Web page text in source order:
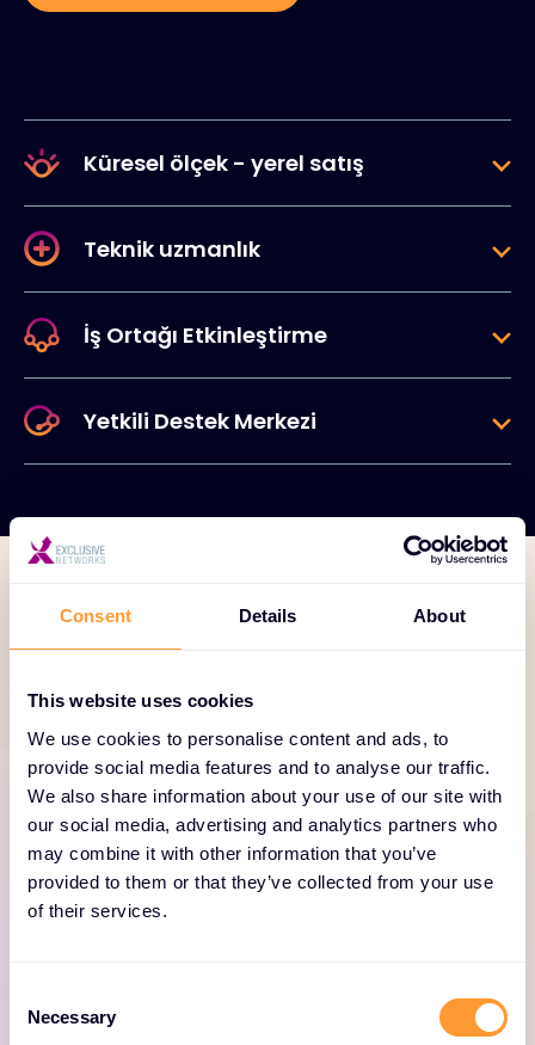
Consent Details About
This website uses cookies
We use cookies to personalise content and ads, to
provide social media features and to analyse our traffic.
We also share information about your use of our site with
our social media, advertising and analytics partners who
may combine it with other information that you’ve
provided to them or that they’ve collected from your use
of their services.
Necessary
Küresel ölçek - yerel satış
Teknik uzmanlık
İş Ortağı Etkinleştirme
Yetkili Destek Merkezi
TEKNOLOJI PORTFÖYÜ
LogRhythm SIEM çözümleri
açıklandı
Exabeam Ürün Portföyü, SIEM ve tehdit algılama,
araştırma ve yanıt için esnek seçenekler sunar.
Yapay zeka ve otomasyon tarafından yönlendirilen
gelişmiş TDIR için bulut veya kendi kendine